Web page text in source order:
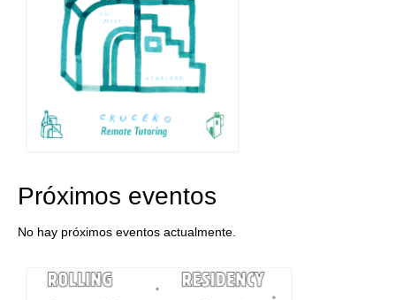
Próximos eventos
No hay próximos eventos actualmente.